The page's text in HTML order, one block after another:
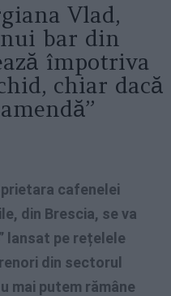
Vlad,
bar din
împotriva
chiar dacă
cafenelei
din Brescia, se va
lansat pe rețelele
din sectorul
mai putem rămâne